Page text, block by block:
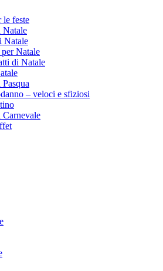
le feste
Natale
Natale
Natale
di Natale
– veloci e sfiziosi
Carnevale